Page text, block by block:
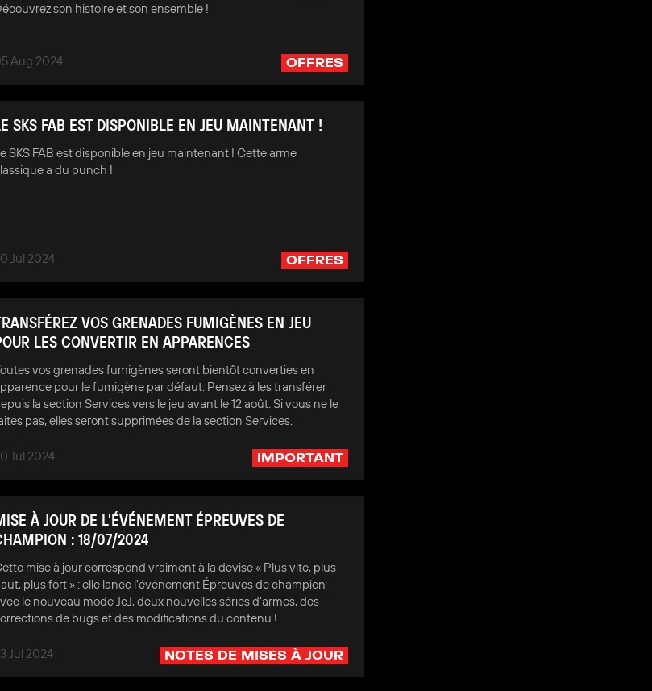
son histoire et son ensemble !
Aug 2024 OFFRES
SKS FAB EST DISPONIBLE EN JEU MAINTENANT !
SKS FAB est disponible en jeu maintenant ! Cette arme
a du punch !
Jul 2024 OFFRES
VOS GRENADES FUMIGÈNES EN JEU
LES CONVERTIR EN APPARENCES
vos grenades fumigènes seront bientôt converties en
pour le fumigène par défaut. Pensez à les transférer
la section Services vers le jeu avant le 12 août. Si vous ne le
pas, elles seront supprimées de la section Services.
Jul 2024 IMPORTANT
À JOUR DE L'ÉVÉNEMENT ÉPREUVES DE
: 18/07/2024
mise à jour correspond vraiment à la devise « Plus vite, plus
plus fort » : elle lance l'événement Épreuves de champion
le nouveau mode JcJ, deux nouvelles séries d'armes, des
de bugs et des modifications du contenu !
Jul 2024 NOTES DE MISES À JOUR